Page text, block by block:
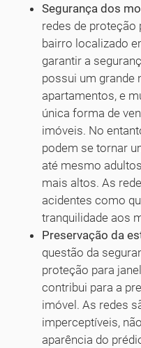
Segurança dos
redes de proteção
bairro localizado
garantir a
possui um grande
apartamentos, e
única forma de
imóveis. No
podem se tornar
até mesmo
mais altos. As
acidentes como
tranquilidade aos
Preservação da
questão da
proteção para
contribui para a
imóvel. As redes
imperceptíveis,
aparência do